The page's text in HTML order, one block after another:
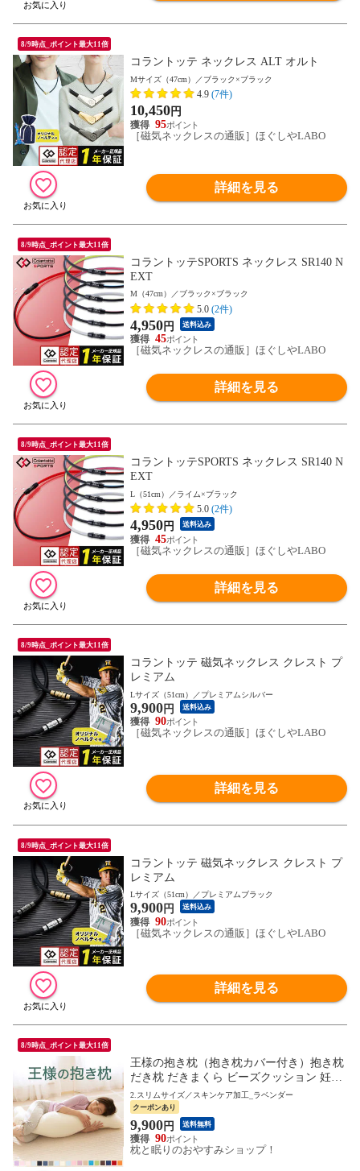
8/9時点_ポイント最大11倍
コラントッテ ネックレス ALT オルト
Mサイズ（47cm）／ブラック×ブラック
4.9 (7件)
10,450円
95
［磁気ネックレスの通販］ほぐしやLABO
詳細を見る
8/9時点_ポイント最大11倍
コラントッテSPORTS ネックレス SR140 N
EXT
M（47cm）／ブラック×ブラック
5.0 (2件)
4,950円 送料込み
45
［磁気ネックレスの通販］ほぐしやLABO
詳細を見る
8/9時点_ポイント最大11倍
コラントッテSPORTS ネックレス SR140 N
EXT
L（51cm）／ライム×ブラック
5.0 (2件)
4,950円 送料込み
45
［磁気ネックレスの通販］ほぐしやLABO
詳細を見る
8/9時点_ポイント最大11倍
コラントッテ 磁気ネックレス クレスト プ
レミアム
Lサイズ（51cm）／プレミアムシルバー
9,900円 送料込み
90
［磁気ネックレスの通販］ほぐしやLABO
詳細を見る
8/9時点_ポイント最大11倍
コラントッテ 磁気ネックレス クレスト プ
レミアム
Lサイズ（51cm）／プレミアムブラック
9,900円 送料込み
90
［磁気ネックレスの通販］ほぐしやLABO
詳細を見る
8/9時点_ポイント最大11倍
王様の抱き枕（抱き枕カバー付き）抱き枕
だき枕 だきまくら ビーズクッション 妊婦
妊娠 マタニティ 授乳クッション 洗える 大
きい 小さい 大きめ 小さめ ビーズ 男性 女
性 可愛い ギフト プレゼント
2.スリムサイズ／スキンケア加工_ラベンダー
クーポンあり
9,900円 送料無料
90
枕と眠りのおやすみショップ！